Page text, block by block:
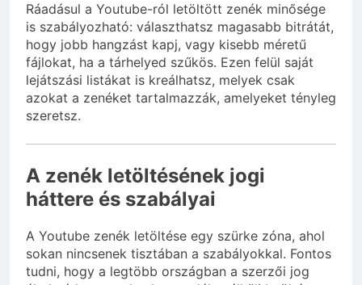
Ráadásul a Youtube-ról letöltött zenék minősége
is szabályozható: választhatsz magasabb bitrátát,
hogy jobb hangzást kapj, vagy kisebb méretű
fájlokat, ha a tárhelyed szűkös. Ezen felül saját
lejátszási listákat is kreálhatsz, melyek csak
azokat a zenéket tartalmazzák, amelyeket tényleg
szeretsz.
A zenék letöltésének jogi
háttere és szabályai
A Youtube zenék letöltése egy szürke zóna, ahol
sokan nincsenek tisztában a szabályokkal. Fontos
tudni, hogy a legtöbb országban a szerzői jog